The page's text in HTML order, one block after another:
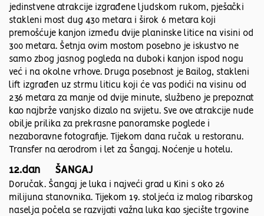
jedinstvene atrakcije izgrađene ljudskom rukom, pješački
stakleni most dug 430 metara i širok 6 metara koji
premošćuje kanjon između dvije planinske litice na visini od
300 metara. Šetnja ovim mostom posebno je iskustvo ne
samo zbog jasnog pogleda na duboki kanjon ispod nogu
već i na okolne vrhove. Druga posebnost je Bailog, stakleni
lift izgrađen uz strmu liticu koji će vas podići na visinu od
236 metara za manje od dvije minute, službeno je prepoznat
kao najbrže vanjsko dizalo na svijetu. Sve ove atrakcije nude
obilje prilika za prekrasne panoramske poglede i
nezaboravne fotografije. Tijekom dana ručak u restoranu.
Transfer na aerodrom i let za Šangaj. Noćenje u hotelu.
12.dan ŠANGAJ
Doručak. Šangaj je luka i najveći grad u Kini s oko 26
milijuna stanovnika. Tijekom 19. stoljeća iz malog ribarskog
naselja počela se razvijati važna luka kao sjecište trgovine